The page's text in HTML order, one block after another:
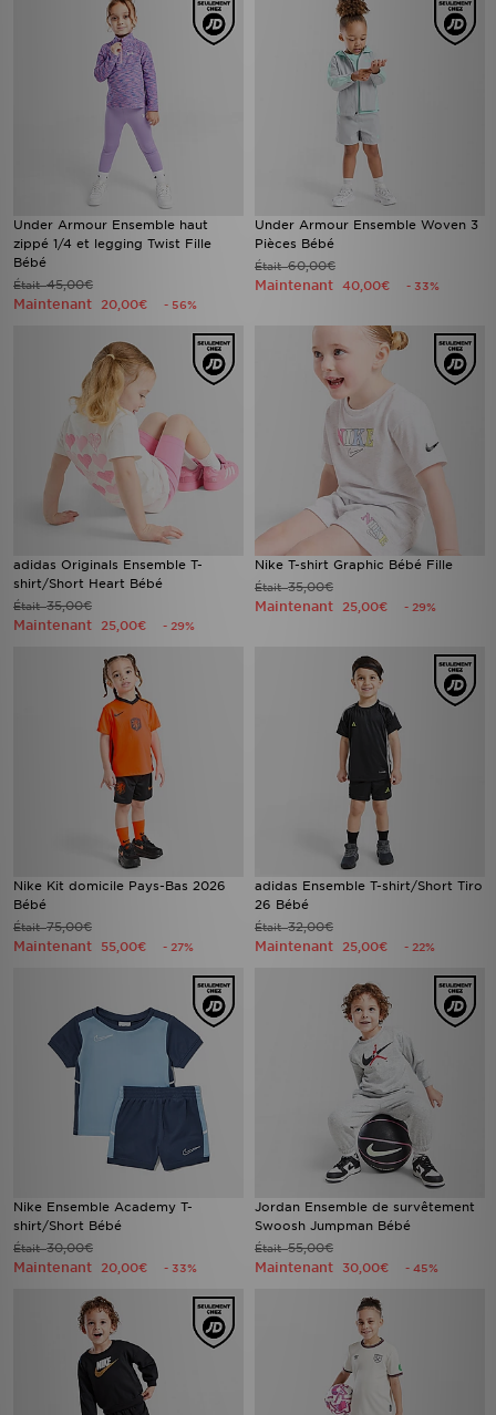
Under Armour Ensemble haut
zippé 1/4 et legging Twist Fille
Bébé
Était45,00€
Maintenant 20,00€ - 56%
Under Armour Ensemble Woven 3
Pièces Bébé
Était60,00€
Maintenant 40,00€ - 33%
adidas Originals Ensemble T-
shirt/Short Heart Bébé
Était35,00€
Maintenant 25,00€ - 29%
Nike T-shirt Graphic Bébé Fille
Était35,00€
Maintenant 25,00€ - 29%
Nike Kit domicile Pays-Bas 2026
Bébé
Était75,00€
Maintenant 55,00€ - 27%
adidas Ensemble T-shirt/Short Tiro
26 Bébé
Était32,00€
Maintenant 25,00€ - 22%
Nike Ensemble Academy T-
shirt/Short Bébé
Était30,00€
Maintenant 20,00€ - 33%
Jordan Ensemble de survêtement
Swoosh Jumpman Bébé
Était55,00€
Maintenant 30,00€ - 45%